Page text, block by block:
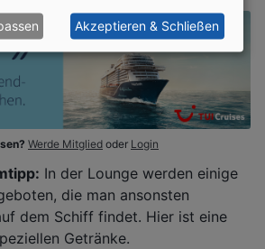
Werde Mitglied oder Login
In der Lounge werden einige
die man ansonsten
dem Schiff findet. Hier ist eine
Getränke.
Akzeptieren & Schließen